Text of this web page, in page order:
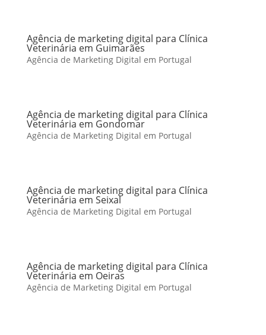
Agência de marketing digital para Clínica
Veterinária em Guimarães
Agência de Marketing Digital em Portugal
Agência de marketing digital para Clínica
Veterinária em Gondomar
Agência de Marketing Digital em Portugal
Agência de marketing digital para Clínica
Veterinária em Seixal
Agência de Marketing Digital em Portugal
Agência de marketing digital para Clínica
Veterinária em Oeiras
Agência de Marketing Digital em Portugal